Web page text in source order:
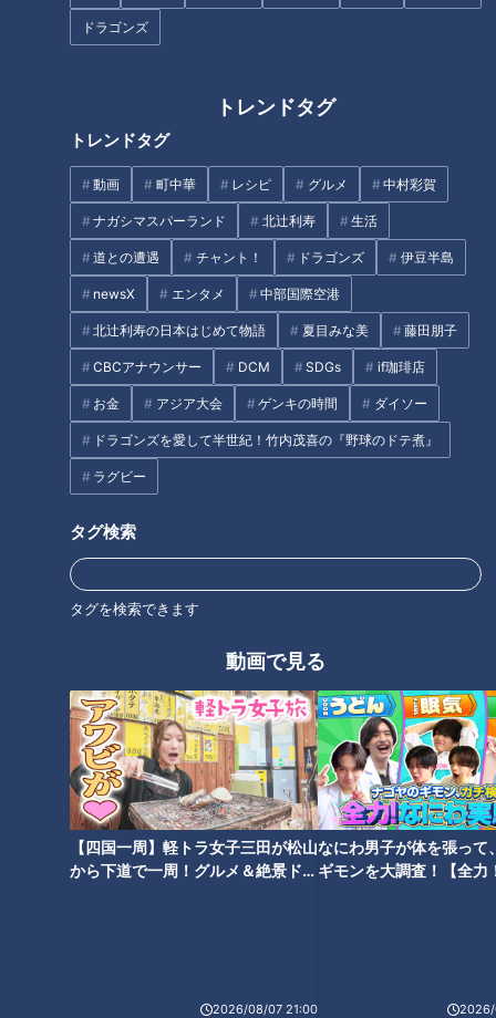
ドラゴンズ
トレンドタグ
トレンドタグ
動画 町中華 レシピ グルメ 中村彩賀
ナガシマスパーランド 北辻利寿 生活
道との遭遇 チャント！ ドラゴンズ 伊豆半島
newsX エンタメ 中部国際空港
北辻利寿の日本はじめて物語 夏目みな美 藤田朋子
CBCアナウンサー DCM SDGs if珈琲店
お金 アジア大会 ゲンキの時間 ダイソー
ドラゴンズを愛して半世紀！竹内茂喜の『野球のドテ煮』
ラグビー
タグ検索
タグを検索できます
動画で見る
【四国一周】軽トラ女子三田が松山
から下道で一周！グルメ＆絶景ドラ
2026/08/07 21:00
なにわ男子が体を張って
ギモンを大調査！【全力
2026/
「肺炎」風邪との違いは？…夏
に注意したい肺炎とは?!肺炎の
恐ろしさとならないための対策
冷え症外来医師に学ぶ！対策の
健康 筧利夫 西尾由佳理
オススメ関連コンテンツ
人生を変える「ある筋肉」の秘
ストレッチ」
名医がコレステロールを下げる
方法を伝授
世界一楽なスクワット！？ダイ
エットのスペシャリストに学ぶ
「無理なくやせる方法」
ポキっと鳴ったら要注意！ひざ